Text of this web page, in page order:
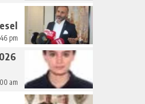
pm
am